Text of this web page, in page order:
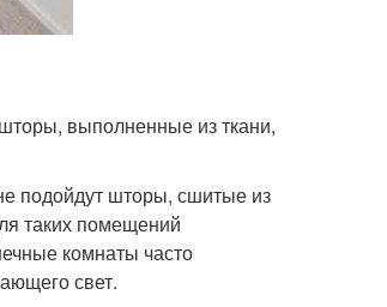
выполненные из ткани,
подойдут шторы, сшитые из
таких помещений
комнаты часто
свет.